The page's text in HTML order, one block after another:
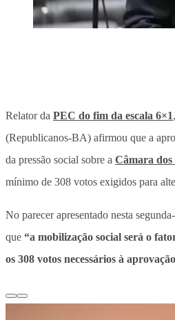
Relator da PEC do fim da escala 6×1
(Republicanos-BA) afirmou que a
da pressão social sobre a Câmara dos
mínimo de 308 votos exigidos para
No parecer apresentado nesta
que “a mobilização social será o
os 308 votos necessários à